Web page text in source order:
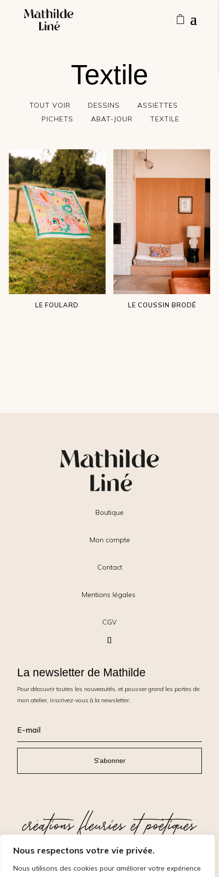
Nous respectons votre vie privée.
Nous utilisons des cookies pour améliorer votre expérience
Textile
TOUT VOIR DESSINS
ASSIETTES
PICHETS
ABAT-JOUR TEXTILE
LE FOULARD LE COUSSIN BRODÉ
Boutique
Mon compte
Contact
Mentions légales
CGV
La newsletter de Mathilde
Pour découvrir toutes les nouveautés, et pousser grand les portes de
mon atelier, inscrivez-vous à la newsletter.
S'abonner